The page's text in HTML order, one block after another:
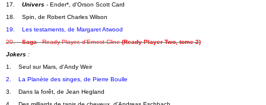
17. Univers - Ender*, d'Orson Scott Card
18.    Spin, de Robert Charles Wilson
19.    Les testaments, de Margaret Atwood
20. Saga - Ready Player, d'Ernest Cline (Ready Player Two, tome 2)
Jokers :
1.    Seul sur Mars, d'Andy Weir
2.    La Planète des singes, de Pierre Boulle
3.    Dans la forêt, de Jean Hegland